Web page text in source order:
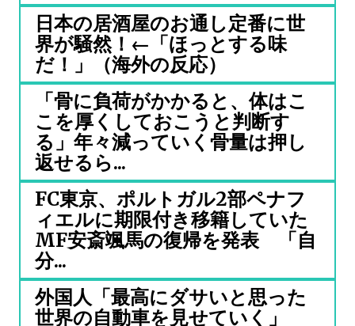
日本の居酒屋のお通し定番に世
界が騒然！←「ほっとする味
だ！」（海外の反応）
「骨に負荷がかかると、体はこ
こを厚くしておこうと判断す
る」年々減っていく骨量は押し
返せるら...
FC東京、ポルトガル2部ペナフ
ィエルに期限付き移籍していた
MF安斎颯馬の復帰を発表 「自
分...
外国人「最高にダサいと思った
世界の自動車を見せていく」